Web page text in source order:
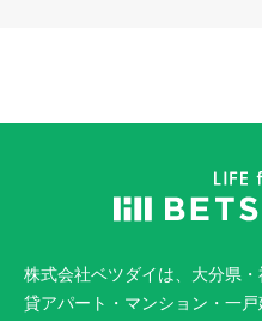
株式会社ベツダイは、大分県
貸アパート・マンション・一戸